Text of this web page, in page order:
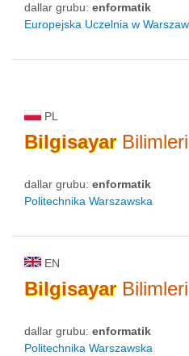
dallar grubu: enformatik
Europejska Uczelnia w
PL
BilgisayarBilimleri
dallar grubu: enformatik
Politechnika Warszawska
EN
BilgisayarBilimleri
dallar grubu: enformatik
Politechnika Warszawska